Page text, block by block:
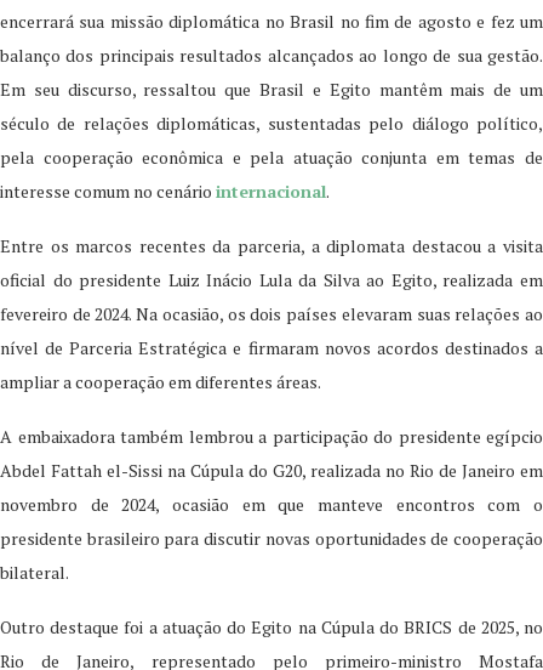
encerrará sua missão diplomática no Brasil no fim de agosto e fez um
balanço dos principais resultados alcançados ao longo de sua gestão.
Em seu discurso, ressaltou que Brasil e Egito mantêm mais de um
século de relações diplomáticas, sustentadas pelo diálogo político,
pela cooperação econômica e pela atuação conjunta em temas de
interesse comum no cenário internacional.
Entre os marcos recentes da parceria, a diplomata destacou a visita
oficial do presidente Luiz Inácio Lula da Silva ao Egito, realizada em
fevereiro de 2024. Na ocasião, os dois países elevaram suas relações ao
nível de Parceria Estratégica e firmaram novos acordos destinados a
ampliar a cooperação em diferentes áreas.
A embaixadora também lembrou a participação do presidente egípcio
Abdel Fattah el-Sissi na Cúpula do G20, realizada no Rio de Janeiro em
novembro de 2024, ocasião em que manteve encontros com o
presidente brasileiro para discutir novas oportunidades de cooperação
bilateral.
Outro destaque foi a atuação do Egito na Cúpula do BRICS de 2025, no
Rio de Janeiro, representado pelo primeiro-ministro Mostafa